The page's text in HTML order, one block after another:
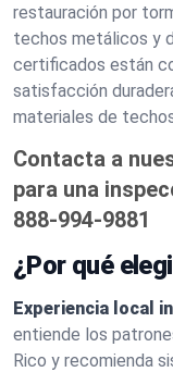
restauración por
techos metálicos y
certificados están
satisfacción
materiales de
Contacta a
para una
888-994-9881
¿Por qué
Experiencia local
entiende los
Rico y recomienda